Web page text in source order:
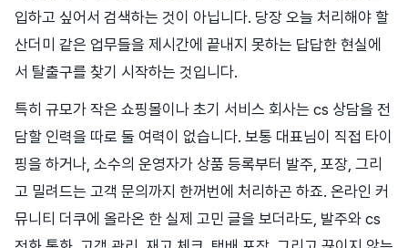
입하고 싶어서 검색하는 것이 아닙니다. 당장 오늘 처리해야 할
산더미 같은 업무들을 제시간에 끝내지 못하는 답답한 현실에
서 탈출구를 찾기 시작하는 것입니다.
특히 규모가 작은 쇼핑몰이나 초기 서비스 회사는 cs 상담을 전
담할 인력을 따로 둘 여력이 없습니다. 보통 대표님이 직접 타이
핑을 하거나, 소수의 운영자가 상품 등록부터 발주, 포장, 그리
고 밀려드는 고객 문의까지 한꺼번에 처리하곤 하죠. 온라인 커
뮤니티 더쿠에 올라온 한 실제 고민 글을 보더라도, 발주와 cs